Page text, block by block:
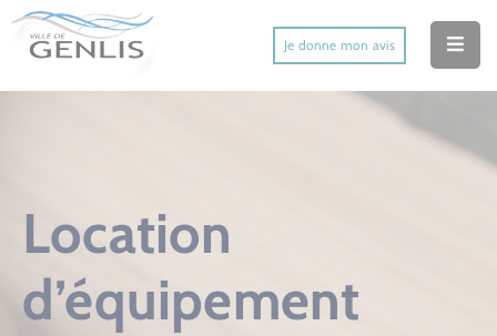
Je donne mon avis
Accueil
Mes Services Utiles
Mes Activités
Location
d’équipement